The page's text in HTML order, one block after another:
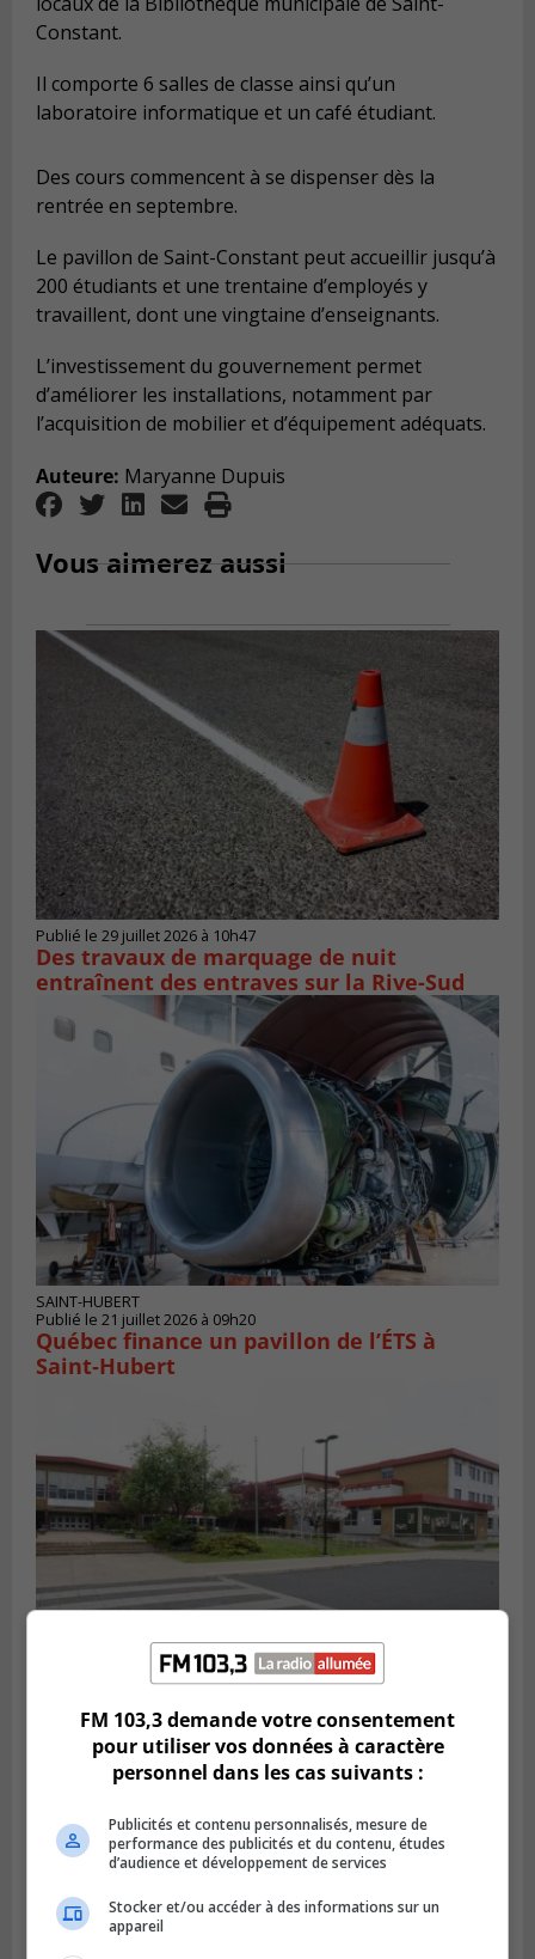
Constant.
Il comporte 6 salles de classe ainsi qu’un
laboratoire informatique et un café étudiant.
Des cours commencent à se dispenser dès la
rentrée en septembre.
Le pavillon de Saint-Constant peut accueillir jusqu’à
200 étudiants et une trentaine d’employés y
travaillent, dont une vingtaine d’enseignants.
L’investissement du gouvernement permet
d’améliorer les installations, notamment par
l’acquisition de mobilier et d’équipement adéquats.
Auteure: Maryanne Dupuis
Vous aimerez aussi
Publié le 29 juillet 2026 à 10h47
Des travaux de marquage de nuit
entraînent des entraves sur la Rive-Sud
SAINT-HUBERT
Publié le 21 juillet 2026 à 09h20
Québec finance un pavillon de l’ÉTS à
Saint‑Hubert
Deux projets scolaires pourront
développer à Longueuil
FM 103,3 demande votre consentement
pour utiliser vos données à caractère
personnel dans les cas suivants :
Publicités et contenu personnalisés, mesure de
performance des publicités et du contenu, études
d’audience et développement de services
Stocker et/ou accéder à des informations sur un
appareil